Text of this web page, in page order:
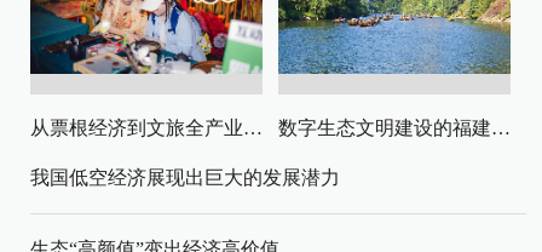
从票根经济到文旅全产业链升级 数字生态文明建设的福建路径与启示
我国低空经济展现出巨大的发展潜力